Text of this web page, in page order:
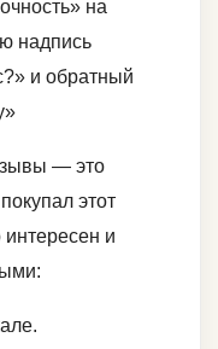
на
надпись
и обратный
— это
этот
интересен и